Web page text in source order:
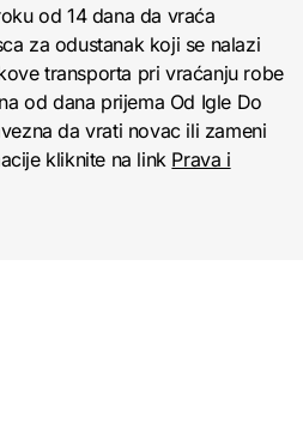
od 14 dana da vraća
za odustanak koji se nalazi
transporta pri vraćanju robe
od dana prijema Od Igle Do
da vrati novac ili zameni
kliknite na link Prava i